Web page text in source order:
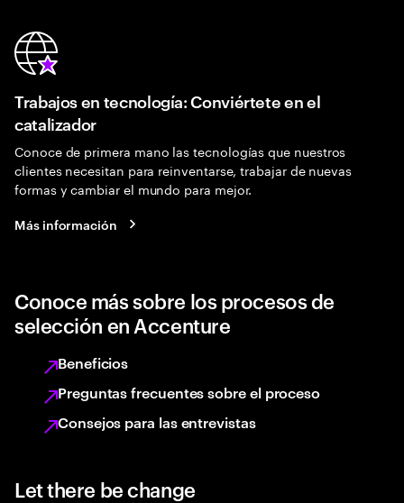
Trabajos en tecnología: Conviértete en el
catalizador
Conoce de primera mano las tecnologías que nuestros
clientes necesitan para reinventarse, trabajar de nuevas
formas y cambiar el mundo para mejor.
Más información
Conoce más sobre los procesos de
selección en Accenture
Beneficios
Preguntas frecuentes sobre el proceso
Consejos para las entrevistas
Let there be change